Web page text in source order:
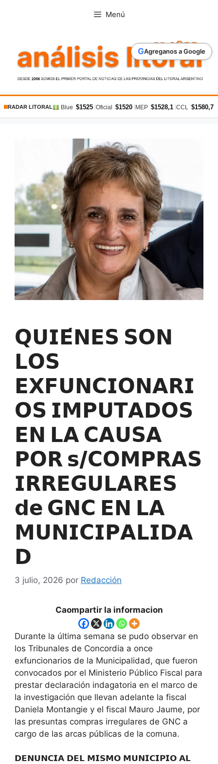
GAgreganos a Google
Menú
RADAR LITORAL Blue $1525 Oficial $1520 MEP $1528,1 CCL $1580,7
𝗤𝗨𝗜𝗘́𝗡𝗘𝗦 𝗦𝗢𝗡
𝗟𝗢𝗦
𝗘𝗫𝗙𝗨𝗡𝗖𝗜𝗢𝗡𝗔𝗥𝗜
𝗢𝗦 𝗜𝗠𝗣𝗨𝗧𝗔𝗗𝗢𝗦
𝗘𝗡 𝗟𝗔 𝗖𝗔𝗨𝗦𝗔
𝗣𝗢𝗥 𝘀/𝗖𝗢𝗠𝗣𝗥𝗔𝗦
𝗜𝗥𝗥𝗘𝗚𝗨𝗟𝗔𝗥𝗘𝗦
𝗱𝗲 𝗚𝗡𝗖 𝗘𝗡 𝗟𝗔
𝗠𝗨𝗡𝗜𝗖𝗜𝗣𝗔𝗟𝗜𝗗𝗔
𝗗
3 julio, 2026 por Redacción
Caompartir la informacion
Durante la última semana se pudo observar en
los Tribunales de Concordia a once
exfuncionarios de la Municipalidad, que fueron
convocados por el Ministerio Público Fiscal para
prestar declaración indagatoria en el marco de
la investigación que llevan adelante la fiscal
Daniela Montangie y el fiscal Mauro Jaume, por
las presuntas compras irregulares de GNC a
cargo de las arcas públicas de la comuna.
𝗗𝗘𝗡𝗨𝗡𝗖𝗜𝗔 𝗗𝗘𝗟 𝗠𝗜𝗦𝗠𝗢 𝗠𝗨𝗡𝗜𝗖𝗜𝗣𝗜𝗢 𝗔𝗟